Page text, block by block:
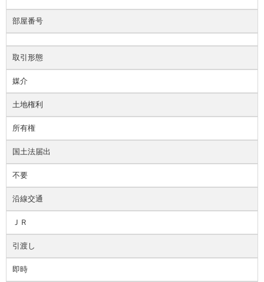
部屋番号
取引形態
媒介
土地権利
所有権
国土法届出
不要
沿線交通
ＪＲ
引渡し
即時